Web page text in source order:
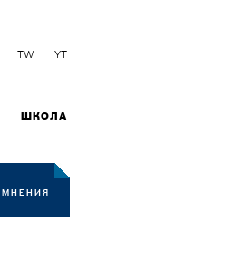
TW YT
ШКОЛА
МНЕНИЯ